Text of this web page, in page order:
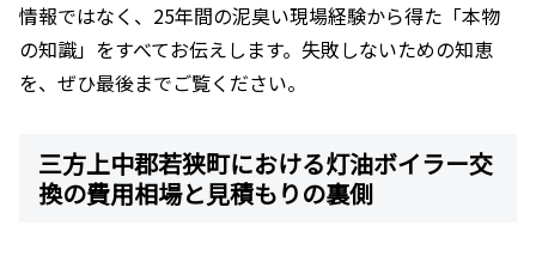
情報ではなく、25年間の泥臭い現場経験から得た「本物
の知識」をすべてお伝えします。失敗しないための知恵
を、ぜひ最後までご覧ください。
三方上中郡若狭町における灯油ボイラー交
換の費用相場と見積もりの裏側